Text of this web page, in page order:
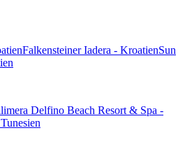
Falkensteiner Iadera - KroatienSun
Delfino Beach Resort & Spa -